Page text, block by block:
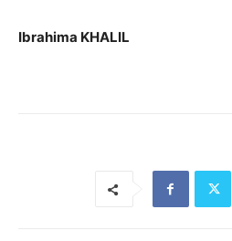
Ibrahima KHALIL